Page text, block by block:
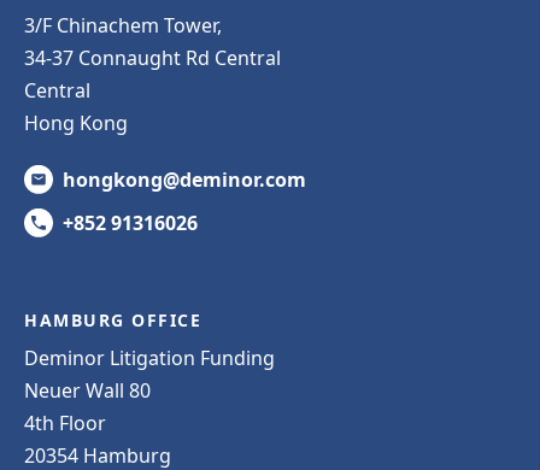
3/F Chinachem Tower,
34-37 Connaught Rd Central
Central
Hong Kong
hongkong@deminor.com
+852 91316026
HAMBURG OFFICE
Deminor Litigation Funding
Neuer Wall 80
4th Floor
20354 Hamburg